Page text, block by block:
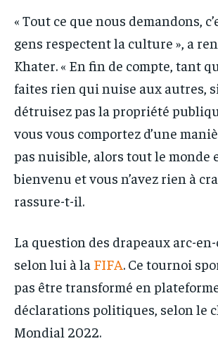
« Tout ce que nous demandons,
gens respectent la culture », a
Khater. « En fin de compte, tant
faites rien qui nuise aux autres,
détruisez pas la propriété
vous vous comportez d’une
pas nuisible, alors tout le monde
bienvenu et vous n’avez rien à
rassure-t-il.
La question des drapeaux arc-
selon lui à la FIFA. Ce tournoi
pas être transformé en
déclarations politiques, selon le
Mondial 2022.